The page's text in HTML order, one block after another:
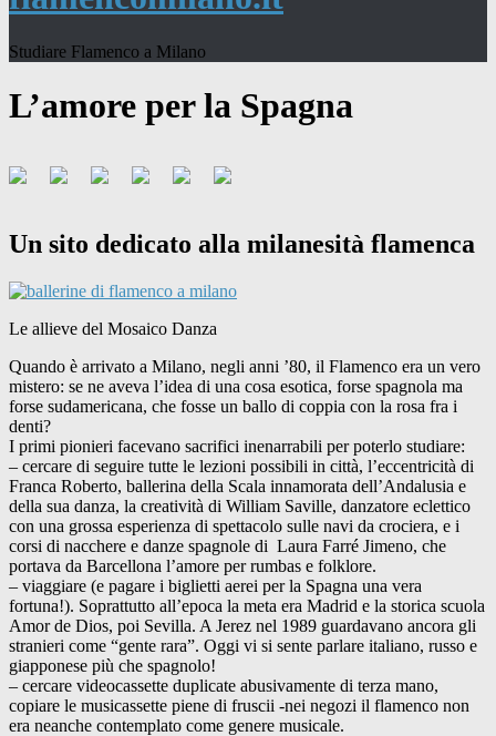
Studiare Flamenco a Milano
L’amore per la Spagna
Un sito dedicato alla milanesità flamenca
Le allieve del Mosaico Danza
Quando è arrivato a Milano, negli anni ’80, il Flamenco era un vero
mistero: se ne aveva l’idea di una cosa esotica, forse spagnola ma
forse sudamericana, che fosse un ballo di coppia con la rosa fra i
denti?
I primi pionieri facevano sacrifici inenarrabili per poterlo studiare:
– cercare di seguire tutte le lezioni possibili in città, l’eccentricità di
Franca Roberto, ballerina della Scala innamorata dell’Andalusia e
della sua danza, la creatività di William Saville, danzatore eclettico
con una grossa esperienza di spettacolo sulle navi da crociera, e i
corsi di nacchere e danze spagnole di Laura Farré Jimeno, che
portava da Barcellona l’amore per rumbas e folklore.
– viaggiare (e pagare i biglietti aerei per la Spagna una vera
fortuna!). Soprattutto all’epoca la meta era Madrid e la storica scuola
Amor de Dios, poi Sevilla. A Jerez nel 1989 guardavano ancora gli
stranieri come “gente rara”. Oggi vi si sente parlare italiano, russo e
giapponese più che spagnolo!
– cercare videocassette duplicate abusivamente di terza mano,
copiare le musicassette piene di fruscii -nei negozi il flamenco non
era neanche contemplato come genere musicale.